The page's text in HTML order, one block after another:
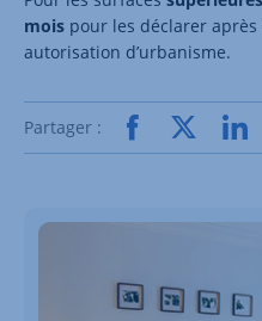
mois pour les déclarer après
autorisation d’urbanisme.
Partager :